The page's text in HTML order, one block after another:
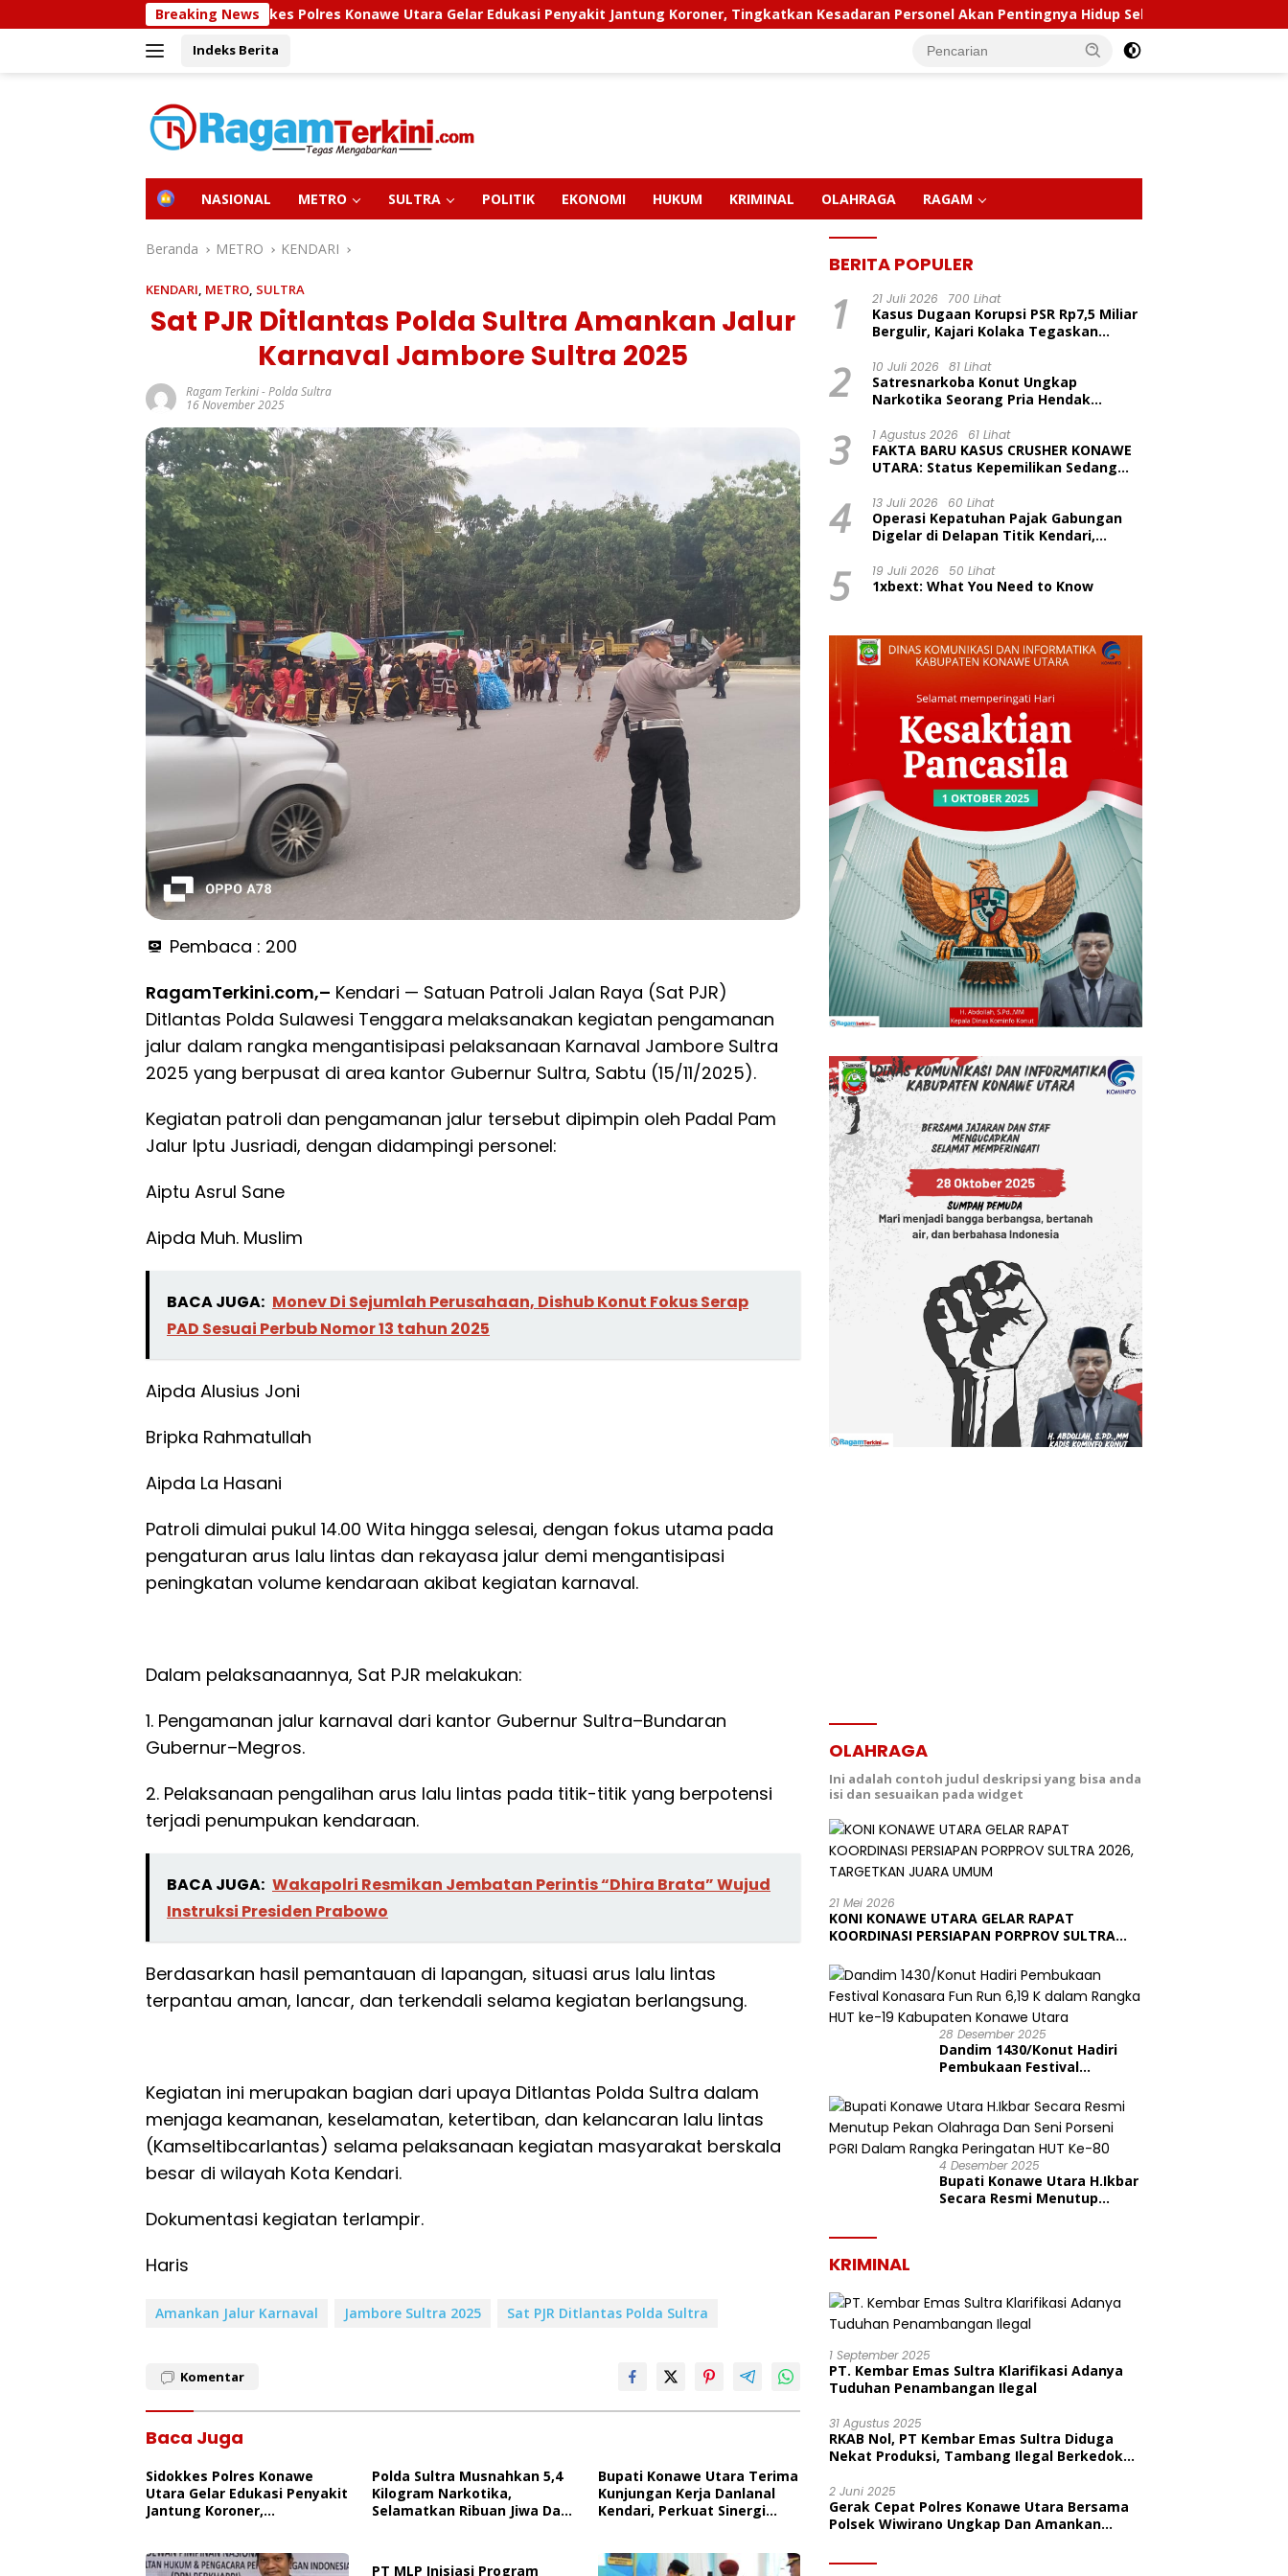
ke
Breaking News
Sidokkes Polres Konawe Utara Gelar Edukasi Penyakit Jantung Koroner, Tingkatkan Kesadaran Personel Akan Pentingnya Hidup Sehat Polda Sultra Musnahkan
Indeks Berita
H
E
NASIONAL METRO SULTRA POLITIK EKONOMI HUKUM KRIMINAL OLAHRAGA RAGAM
Beranda METRO KENDARI
KENDARI, METRO, SULTRA
Sat PJR Ditlantas Polda Sultra Amankan Jalur
Karnaval Jambore Sultra 2025
Ragam Terkini-Polda Sultra
16 November 2025
Pembaca : 200
RagamTerkini.com,– Kendari — Satuan Patroli Jalan Raya (Sat PJR)
Ditlantas Polda Sulawesi Tenggara melaksanakan kegiatan pengamanan
jalur dalam rangka mengantisipasi pelaksanaan Karnaval Jambore Sultra
2025 yang berpusat di area kantor Gubernur Sultra, Sabtu (15/11/2025).
Kegiatan patroli dan pengamanan jalur tersebut dipimpin oleh Padal Pam
Jalur Iptu Jusriadi, dengan didampingi personel:
Aiptu Asrul Sane
Aipda Muh. Muslim
BACA JUGA: Monev Di Sejumlah Perusahaan, Dishub Konut Fokus Serap
PAD Sesuai Perbub Nomor 13 tahun 2025
Aipda Alusius Joni
Bripka Rahmatullah
Aipda La Hasani
Patroli dimulai pukul 14.00 Wita hingga selesai, dengan fokus utama pada
pengaturan arus lalu lintas dan rekayasa jalur demi mengantisipasi
peningkatan volume kendaraan akibat kegiatan karnaval.
Dalam pelaksanaannya, Sat PJR melakukan:
1. Pengamanan jalur karnaval dari kantor Gubernur Sultra–Bundaran
Gubernur–Megros.
2. Pelaksanaan pengalihan arus lalu lintas pada titik-titik yang berpotensi
terjadi penumpukan kendaraan.
BACA JUGA: Wakapolri Resmikan Jembatan Perintis “Dhira Brata” Wujud
Instruksi Presiden Prabowo
Berdasarkan hasil pemantauan di lapangan, situasi arus lalu lintas
terpantau aman, lancar, dan terkendali selama kegiatan berlangsung.
Kegiatan ini merupakan bagian dari upaya Ditlantas Polda Sultra dalam
menjaga keamanan, keselamatan, ketertiban, dan kelancaran lalu lintas
(Kamseltibcarlantas) selama pelaksanaan kegiatan masyarakat berskala
besar di wilayah Kota Kendari.
Dokumentasi kegiatan terlampir.
Haris
Amankan Jalur Karnaval Jambore Sultra 2025 Sat PJR Ditlantas Polda Sultra
Komentar
Baca Juga
Sidokkes Polres Konawe
Utara Gelar Edukasi Penyakit
Jantung Koroner,
Hidup Sehat
Polda Sultra Musnahkan 5,4
Kilogram Narkotika,
Selamatkan Ribuan Jiwa Dari
Bupati Konawe Utara Terima
Kunjungan Kerja Danlanal
Kendari, Perkuat Sinergi
PT MLP Inisiasi Program
BERITA POPULER
1 21 Juli 2026 700 Lihat
Kasus Dugaan Korupsi PSR Rp7,5 Miliar
Bergulir, Kajari Kolaka Tegaskan
2 10 Juli 2026 81 Lihat
Satresnarkoba Konut Ungkap
Narkotika Seorang Pria Hendak
Kecamatan Wawolesea
3 1 Agustus 2026 61 Lihat
FAKTA BARU KASUS CRUSHER KONAWE
UTARA: Status Kepemilikan Sedang
Penetapan Tersangka Dr. Ruksamin
Dinilai Prematur
4 13 Juli 2026 60 Lihat
Operasi Kepatuhan Pajak Gabungan
Digelar di Delapan Titik Kendari,
dan Tertib Berlalu Lintas
5 19 Juli 2026 50 Lihat
1xbext: What You Need to Know
OLAHRAGA
Ini adalah contoh judul deskripsi yang bisa anda
isi dan sesuaikan pada widget
21 Mei 2026
KONI KONAWE UTARA GELAR RAPAT
KOORDINASI PERSIAPAN PORPROV SULTRA
28 Desember 2025
Dandim 1430/Konut Hadiri
Pembukaan Festival
dalam Rangka HUT ke-19
Kabupaten Konawe Utara
4 Desember 2025
Bupati Konawe Utara H.Ikbar
Secara Resmi Menutup
KRIMINAL
1 September 2025
PT. Kembar Emas Sultra Klarifikasi Adanya
Tuduhan Penambangan Ilegal
31 Agustus 2025
RKAB Nol, PT Kembar Emas Sultra Diduga
Nekat Produksi, Tambang Ilegal Berkedok
2 Juni 2025
Gerak Cepat Polres Konawe Utara Bersama
Polsek Wiwirano Ungkap Dan Amankan
Morombo Pantai